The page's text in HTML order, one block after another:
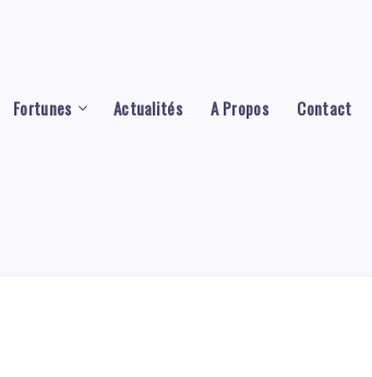
Fortunes Actualités A Propos Contact